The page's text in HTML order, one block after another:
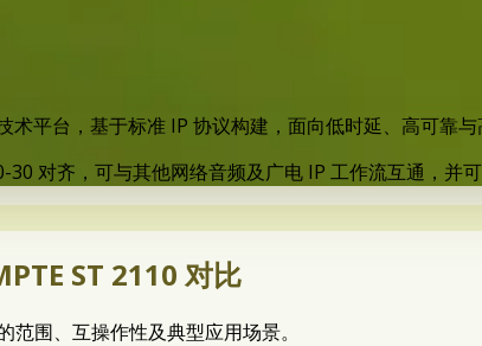
术平台，基于标准 IP 协议构建，面向低时延、高可靠与
30 对齐，可与其他网络音频及广电 IP 工作流互通，并
ST 2110 对比
围、互操作性及典型应用场景。